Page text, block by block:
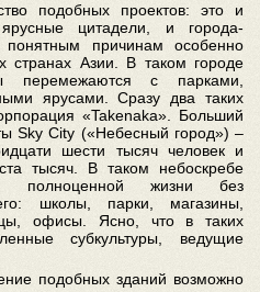
подобных проектов: это и
цитадели, и города-
причинам особенно
странах Азии. В таком городе
с парками,
ярусами. Сразу два таких
«Takenaka». Больший
Sky City («Небесный город») –
шести тысяч человек и
тысяч. В таком небоскребе
полноценной жизни без
школы, парки, магазины,
офисы. Ясно, что в таких
субкультуры, ведущие
подобных зданий возможно